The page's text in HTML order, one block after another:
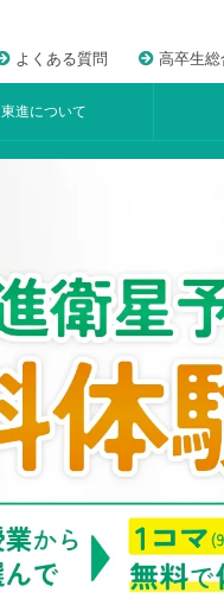
よくある質問 高卒生総
東進について